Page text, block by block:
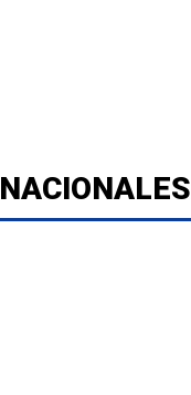
NACIONALES